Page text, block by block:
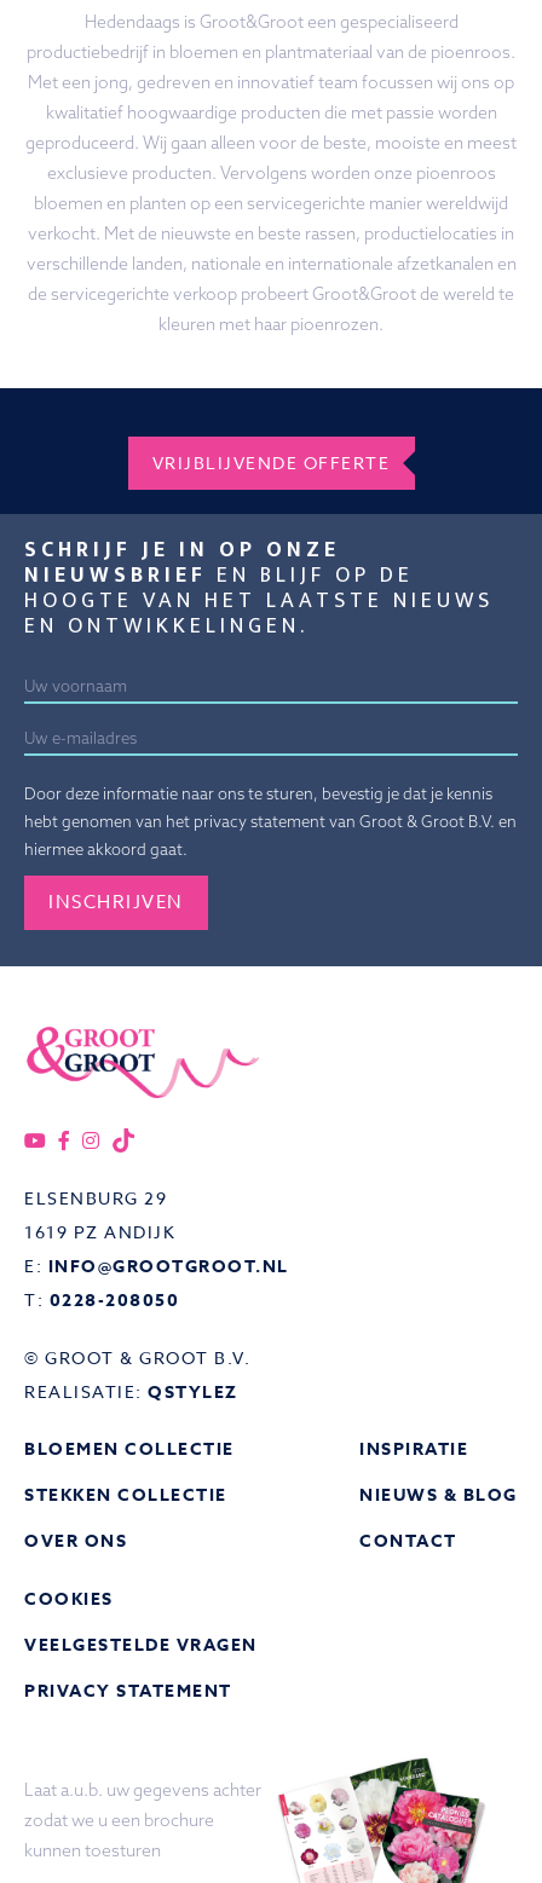
Hedendaags is Groot&Groot een gespecialiseerd
productiebedrijf in bloemen en plantmateriaal van de pioenroos.
Met een jong, gedreven en innovatief team focussen wij ons op
kwalitatief hoogwaardige producten die met passie worden
geproduceerd. Wij gaan alleen voor de beste, mooiste en meest
exclusieve producten. Vervolgens worden onze pioenroos
bloemen en planten op een servicegerichte manier wereldwijd
verkocht. Met de nieuwste en beste rassen, productielocaties in
verschillende landen, nationale en internationale afzetkanalen en
de servicegerichte verkoop probeert Groot&Groot de wereld te
kleuren met haar pioenrozen.
VRIJBLIJVENDE OFFERTE
SCHRIJF JE IN OP ONZE
NIEUWSBRIEF EN BLIJF OP DE
HOOGTE VAN HET LAATSTE NIEUWS
EN ONTWIKKELINGEN.
Door deze informatie naar ons te sturen, bevestig je dat je kennis
hebt genomen van het privacy statement van Groot & Groot B.V. en
hiermee akkoord gaat.
ELSENBURG 29
1619 PZ ANDIJK
E: INFO@GROOTGROOT.NL
T: 0228-208050
© GROOT & GROOT B.V.
REALISATIE: QSTYLEZ
BLOEMEN COLLECTIE
STEKKEN COLLECTIE
OVER ONS
INSPIRATIE
NIEUWS & BLOG
CONTACT
COOKIES
VEELGESTELDE VRAGEN
PRIVACY STATEMENT
Laat a.u.b. uw gegevens achter
zodat we u een brochure
kunnen toesturen